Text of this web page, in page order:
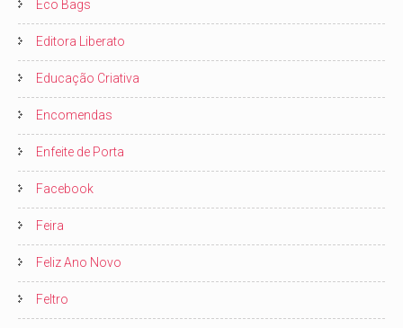
Eco Bags
Editora Liberato
Educação Criativa
Encomendas
Enfeite de Porta
Facebook
Feira
Feliz Ano Novo
Feltro